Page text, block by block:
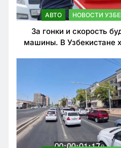
АВТО НОВОСТИ
За гонки и скорость
машины. В Узбекистане